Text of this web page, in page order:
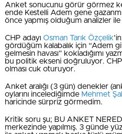
Anket sonucunu görür görmez
ende Kestelli Adem gene
önce yapmış olduğum analizler
CHP adayı Osman Tarık Özçelik
gördüğüm kalabalık için “Adem
gelmesin havası” kokladığımı
bu politik ekseni doğruluyor. CHP
olması cuk oturuyor.
Anket aralığı (3 gün) denekler
oylarını incelediğimde Mehmet
haricinde sürpriz görmedim.
Kritik soru şu; BU ANKET
merkezinde yapılmış. 3 günde